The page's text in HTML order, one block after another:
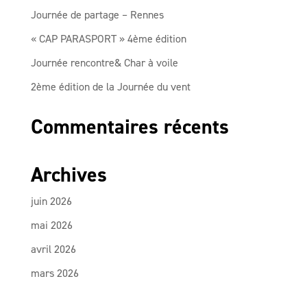
Journée de partage – Rennes
« CAP PARASPORT » 4ème édition
Journée rencontre& Char à voile
2ème édition de la Journée du vent
Commentaires récents
Archives
juin 2026
mai 2026
avril 2026
mars 2026